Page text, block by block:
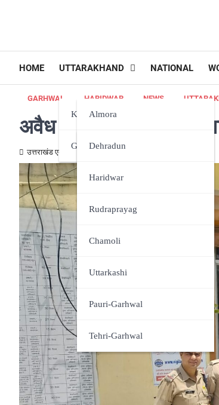
HOME UTTARAKHAND
KumaunAlmora
Bageshwar
Champawat
Nainital
Pithoragarh
Udham Singh Nagar
GarhwalDehradun
Haridwar
Rudraprayag
Chamoli
Uttarkashi
Pauri-Garhwal
Tehri-Garhwal
NATIONAL
GARHWAL HARIDWAR NEWS
अवैध अस्लाह सप्लाई करने
उत्तराखंड एक्स्प्रेस न्यूज़